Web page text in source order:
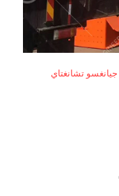
تشانغتاي